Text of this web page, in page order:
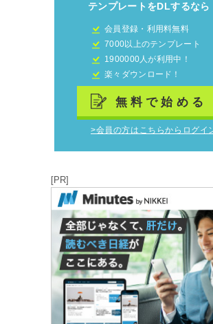
テンプレートをDLするなら
会員登録・利用料無料
7000以上のテンプレート
1900000人が利用中！
楽々ダウンロード！
無料で始める
>会員の方はこちらからログイ
[PR]